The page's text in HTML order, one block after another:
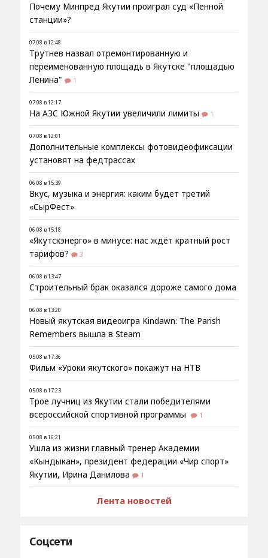
Почему Минпред Якутии проиграл суд «Пенной
станции»?
07.08 в 12:48
Трутнев назвал отремонтированную и
переименованную площадь в Якутске "площадью
Ленина"
1
07.08 в 12:17
На АЗС Южной Якутии увеличили лимиты 1
07.08 в 12:01
Дополнительные комплексы фотовидеофиксации
установят на федтрассах
06.08 в 15:39
Вкус, музыка и энергия: каким будет третий
«СырФест»
06.08 в 15:18
«Якутскэнерго» в минусе: нас ждёт кратный рост
тарифов?
3
06.08 в 13:47
Строительный брак оказался дороже самого дома
06.08 в 13:20
Новый якутская видеоигра Kindawn: The Parish
Remembers вышла в Steam
05.08 в 17:36
Фильм «Уроки якутского» покажут на НТВ
05.08 в 17:23
Трое лучниц из Якутии стали победителями
всероссийской спортивной программы
1
05.08 в 16:21
Ушла из жизни главный тренер Академии
«Кындыкан», президент федерации «Чир спорт»
Якутии, Ирина Данилова
1
Лента новостей
Соцсети